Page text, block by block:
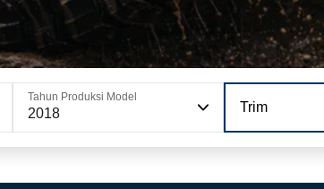
Tahun Produksi Model
2018 Trim